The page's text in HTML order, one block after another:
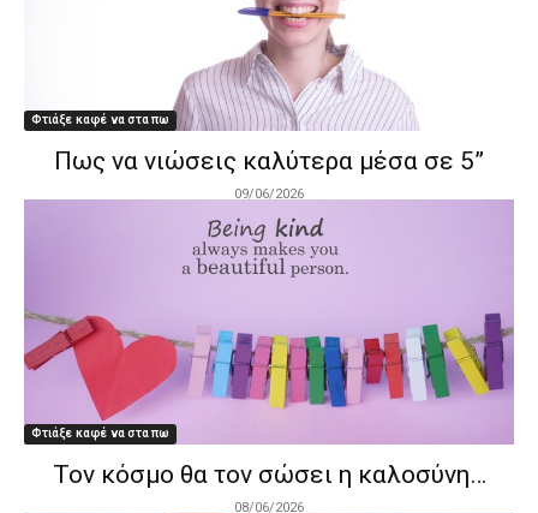
Φτιάξε καφέ να στα πω
Πως να νιώσεις καλύτερα μέσα σε 5”
09/06/2026
Φτιάξε καφέ να στα πω
Τον κόσμο θα τον σώσει η καλοσύνη…
08/06/2026